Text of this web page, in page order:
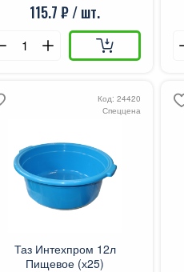
115.7 ₽ / шт.
Код: 24420
Спеццена
Таз Интехпром 12л
Пищевое (х25)